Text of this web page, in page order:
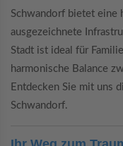
Schwandorf bietet eine
ausgezeichnete
Stadt ist ideal für
harmonische Balance
Entdecken Sie mit uns
Schwandorf.